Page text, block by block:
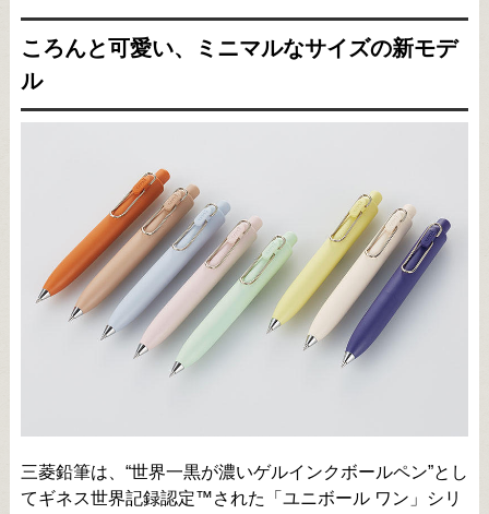
ころんと可愛い、ミニマルなサイズの新モデ
ル
三菱鉛筆は、“世界一黒が濃いゲルインクボールペン”とし
てギネス世界記録認定™された「ユニボール ワン」シリ